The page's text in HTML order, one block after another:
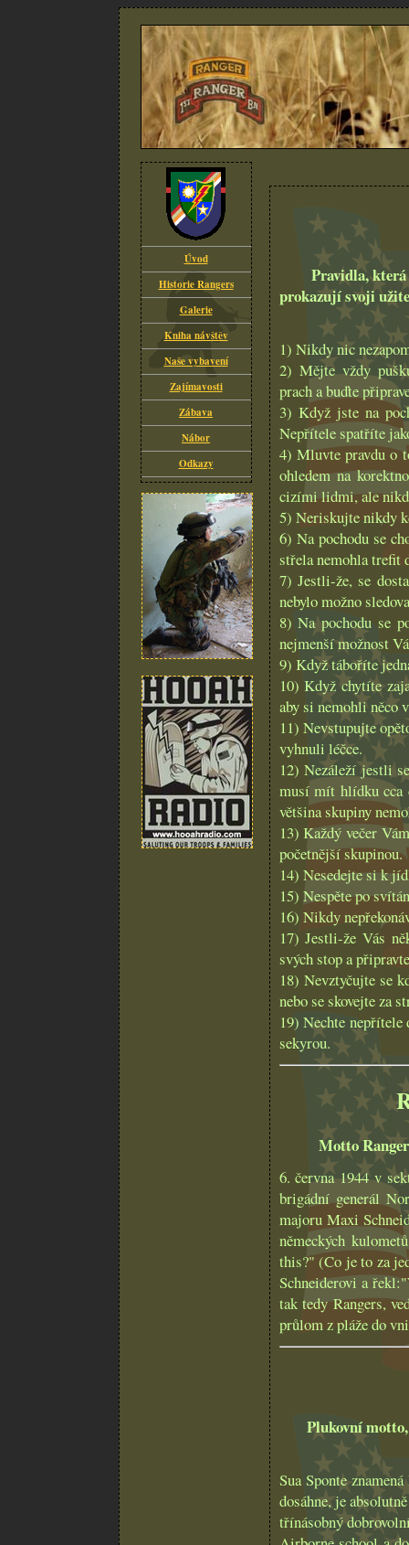
Úvod
Historie Rangers
Galerie
Kniha návštěv
Naše vybavení
Zajímavosti
Zábava
Nábor
Odkazy
Pravidla,
prokazují svoji
1) Nikdy nic
2) Mějte vždy
prach a buďte
3) Když jste na
Nepřítele spatříte
4) Mluvte pravdu o
ohledem na
cizími lidmi, ale
5) Neriskujte nikdy
6) Na pochodu se
střela nemohla trefit
7) Jestli-že, se
nebylo možno
8) Na pochodu se
nejmenší možnost
9) Když táboříte
10) Když chytíte
aby si nemohli něco
11) Nevstupujte
vyhnuli léčce.
12) Nezáleží jestli
musí mít hlídku cca
většina skupiny
13) Každý večer
početnější skupinou.
14) Nesedejte si k
15) Nespěte po
16) Nikdy
17) Jestli-že Vás
svých stop a
18) Nevztyčujte se
nebo se skovejte za
19) Nechte
sekyrou.
Motto
6. června 1944 v
brigádní generál
majoru Maxi
německých
this?" (Co je to za
Schneiderovi a
tak tedy Rangers,
průlom z pláže do
Plukovní
Sua Sponte
dosáhne, je
třínásobný